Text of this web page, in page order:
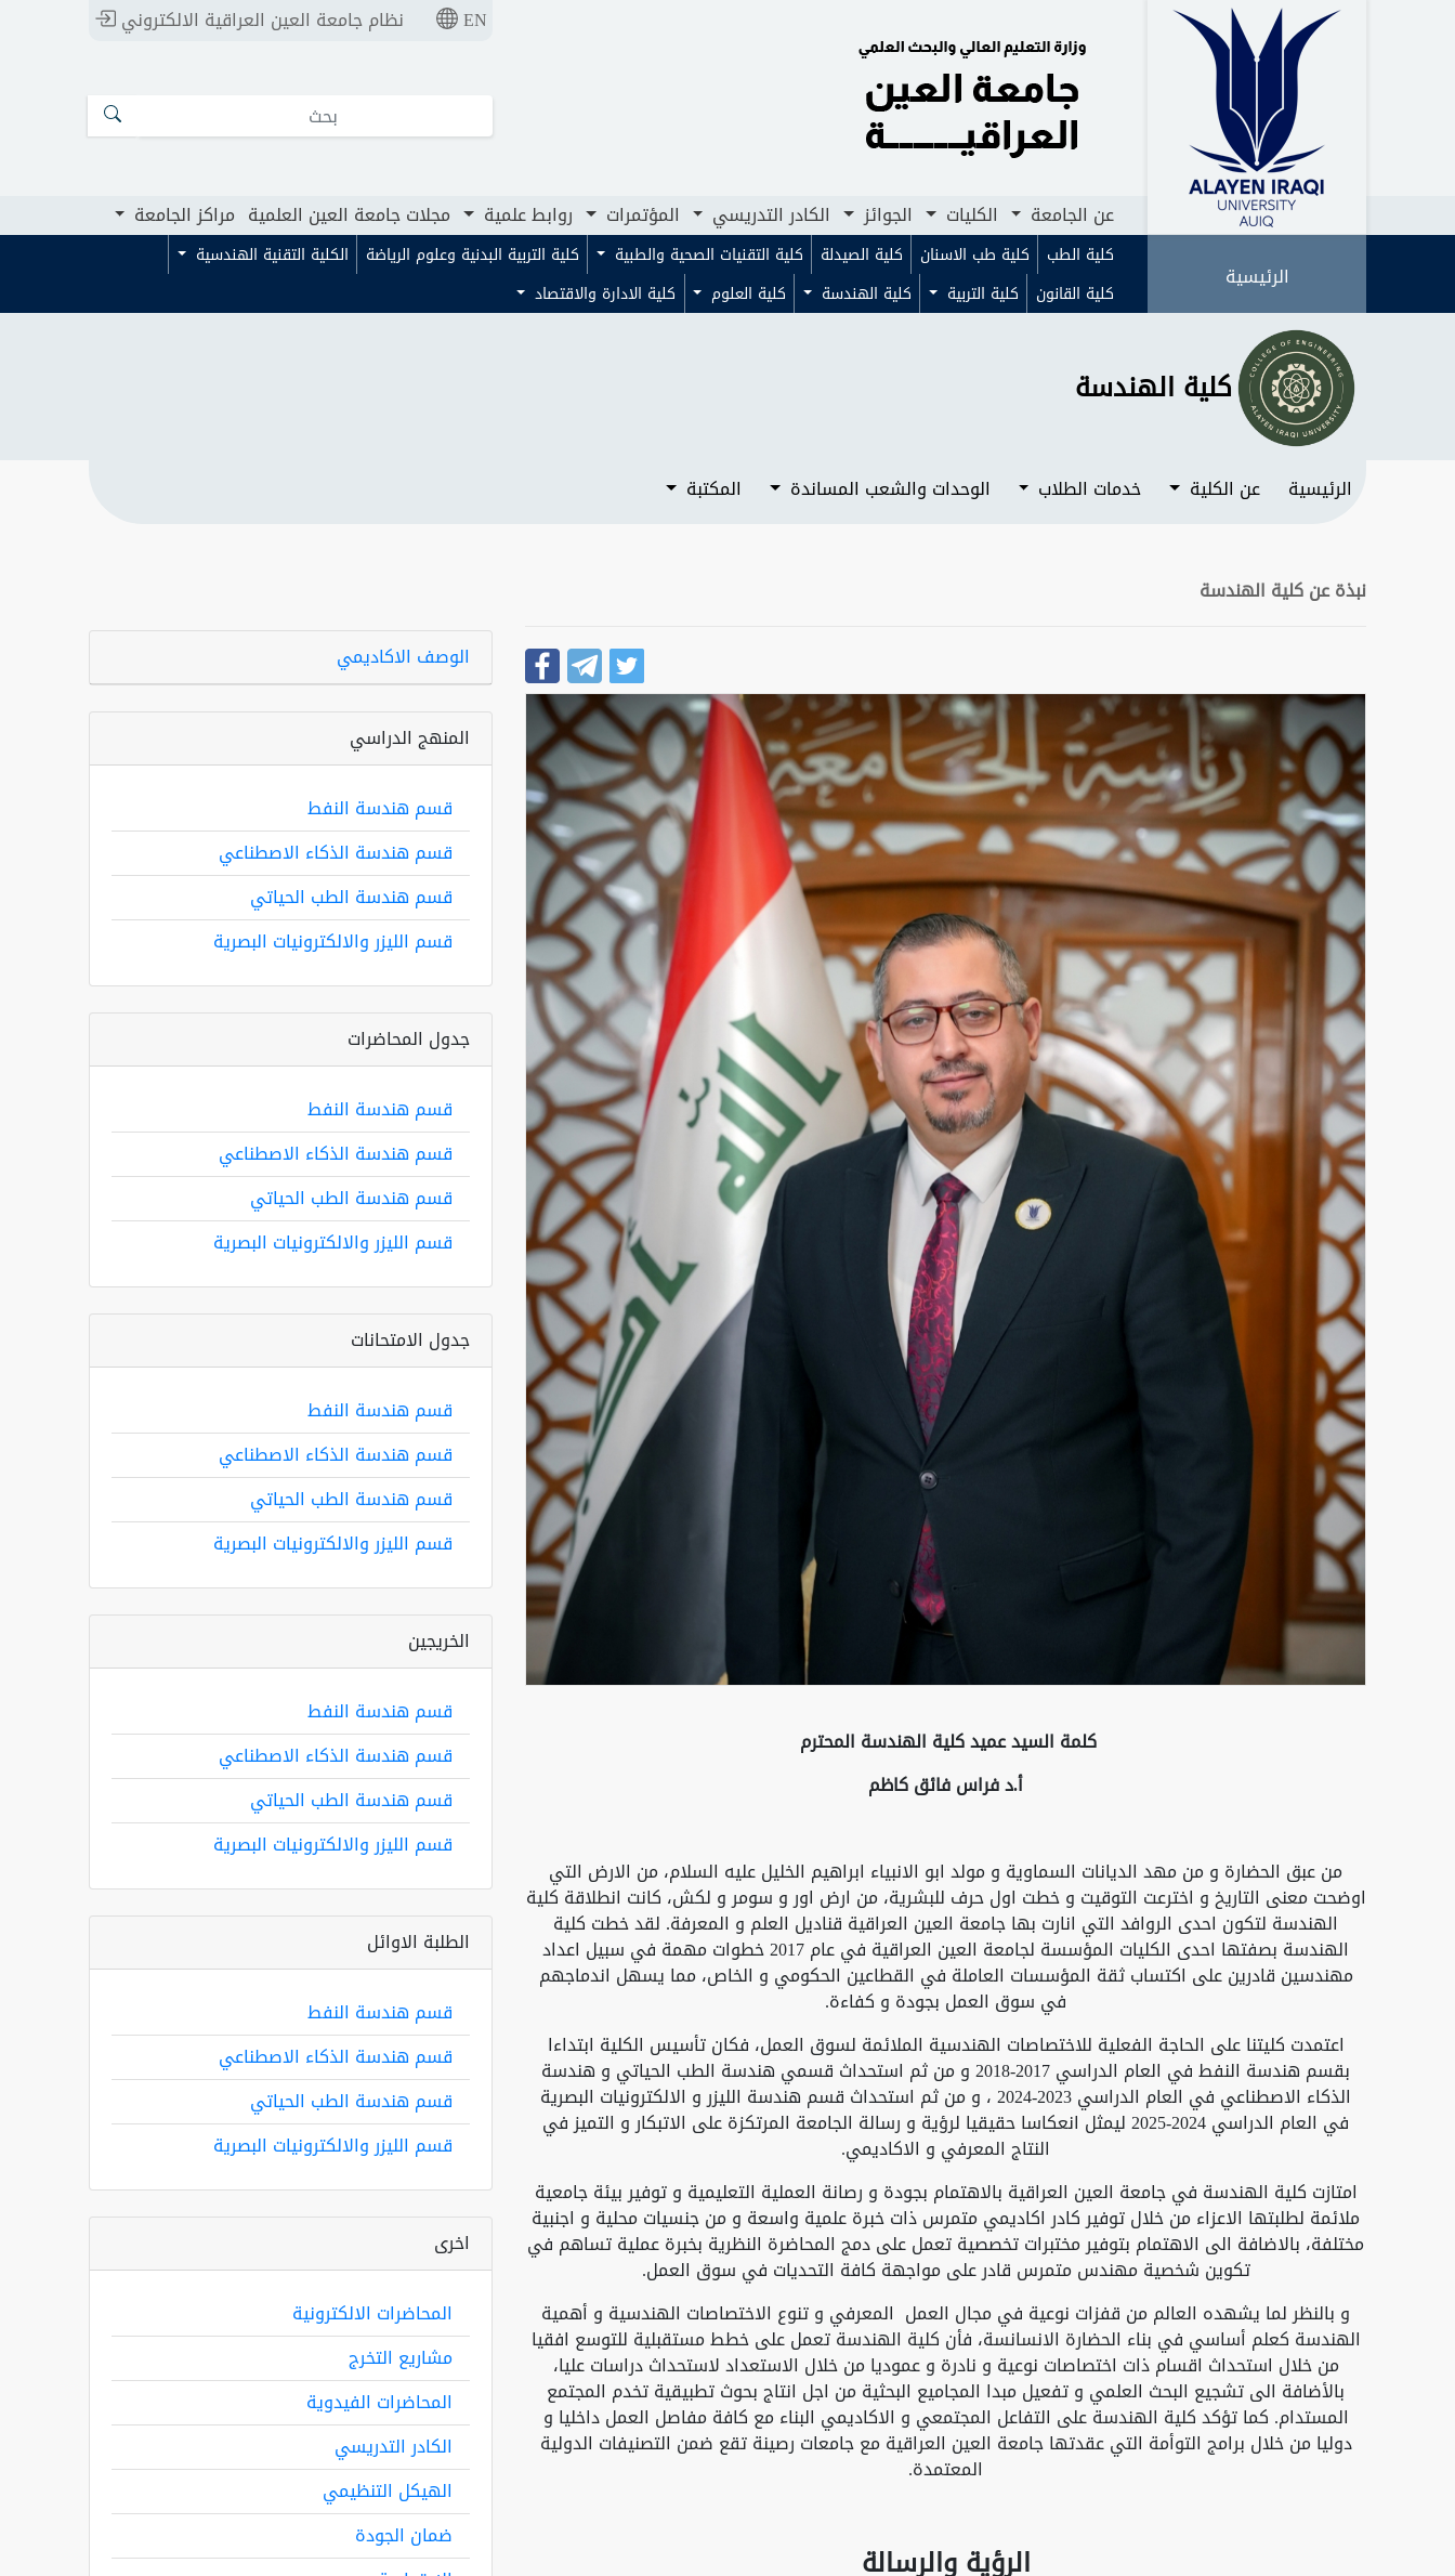
الرئيسية الكليات الجوائز الكادر التدريسي مجلات جامعة العين العلمية مراكز الجامعة
EN نظام جامعة العين العراقية الالكتروني
عن الجامعة الكليات الجوائز الكادر التدريسي المؤتمرات روابط علمية مجلات جامعة العين العلمية مراكز الجامعة
الرئيسية
كلية الطب كلية طب الاسنان كلية الصيدلة كلية التقنيات الصحية والطبية كلية التربية البدنية وعلوم الرياضة
الكلية التقنية الهندسية
كلية القانون
كلية التربية كلية الهندسة كلية العلوم كلية الادارة والاقتصاد
كلية الهندسة
الرئيسية عن الكلية خدمات الطلاب الوحدات والشعب المساندة المكتبة
نبذة عن كلية الهندسة
كلمة السيد عميد كلية الهندسة المحترم
أ.د فراس فائق كاظم
من عبق الحضارة و من مهد الديانات السماوية و مولد ابو الانبياء ابراهيم الخليل عليه السلام، من الارض التي
اوضحت معنى التاريخ و اخترعت التوقيت و خطت اول حرف للبشرية، من ارض اور و سومر و لكش، كانت انطلاقة كلية
الهندسة لتكون احدى الروافد التي انارت بها جامعة العين العراقية قناديل العلم و المعرفة. لقد خطت كلية
الهندسة بصفتها احدى الكليات المؤسسة لجامعة العين العراقية في عام 2017 خطوات مهمة في سبيل اعداد
مهندسين قادرين على اكتساب ثقة المؤسسات العاملة في القطاعين الحكومي و الخاص، مما يسهل اندماجهم
في سوق العمل بجودة و كفاءة.
اعتمدت كليتنا على الحاجة الفعلية للاختصاصات الهندسية الملائمة لسوق العمل، فكان تأسيس الكلية ابتداءا
بقسم هندسة النفط في العام الدراسي 2017-2018 و من ثم استحداث قسمي هندسة الطب الحياتي و هندسة
الذكاء الاصطناعي في العام الدراسي 2023-2024 ، و من ثم استحداث قسم هندسة الليزر و الالكترونيات البصرية
في العام الدراسي 2024-2025 ليمثل انعكاسا حقيقيا لرؤية و رسالة الجامعة المرتكزة على الاتبكار و التميز في
النتاج المعرفي و الاكاديمي.
امتازت كلية الهندسة في جامعة العين العراقية بالاهتمام بجودة و رصانة العملية التعليمية و توفير بيئة جامعية
ملائمة لطلبتها الاعزاء من خلال توفير كادر اكاديمي متمرس ذات خبرة علمية واسعة و من جنسيات محلية و اجنبية
مختلفة، بالاضافة الى الاهتمام بتوفير مختبرات تخصصية تعمل على دمج المحاضرة النظرية بخبرة عملية تساهم في
تكوين شخصية مهندس متمرس قادر على مواجهة كافة التحديات في سوق العمل.
و بالنظر لما يشهده العالم من قفزات نوعية في مجال العمل المعرفي و تنوع الاختصاصات الهندسية و أهمية
الهندسة كعلم أساسي في بناء الحضارة الانسانسة، فأن كلية الهندسة تعمل على خطط مستقبلية للتوسع افقيا
من خلال استحداث اقسام ذات اختصاصات نوعية و نادرة و عموديا من خلال الاستعداد لاستحداث دراسات عليا،
بالأضافة الى تشجيع البحث العلمي و تفعيل مبدا المجاميع البحثية من اجل انتاج بحوث تطبيقية تخدم المجتمع
المستدام. كما تؤكد كلية الهندسة على التفاعل المجتمعي و الاكاديمي البناء مع كافة مفاصل العمل داخليا و
دوليا من خلال برامج التوأمة التي عقدتها جامعة العين العراقية مع جامعات رصينة تقع ضمن التصنيفات الدولية
المعتمدة.
الرؤية والرسالة
الوصف الاكاديمي
المنهج الدراسي
قسم هندسة النفط
قسم هندسة الذكاء الاصطناعي
قسم هندسة الطب الحياتي
قسم الليزر والالكترونيات البصرية
جدول المحاضرات
قسم هندسة النفط
قسم هندسة الذكاء الاصطناعي
قسم هندسة الطب الحياتي
قسم الليزر والالكترونيات البصرية
جدول الامتحانات
قسم هندسة النفط
قسم هندسة الذكاء الاصطناعي
قسم هندسة الطب الحياتي
قسم الليزر والالكترونيات البصرية
الخريجين
قسم هندسة النفط
قسم هندسة الذكاء الاصطناعي
قسم هندسة الطب الحياتي
قسم الليزر والالكترونيات البصرية
الطلبة الاوائل
قسم هندسة النفط
قسم هندسة الذكاء الاصطناعي
قسم هندسة الطب الحياتي
قسم الليزر والالكترونيات البصرية
اخرى
المحاضرات الالكترونية
مشاريع التخرج
المحاضرات الفيدوية
الكادر التدريسي
الهيكل التنظيمي
ضمان الجودة